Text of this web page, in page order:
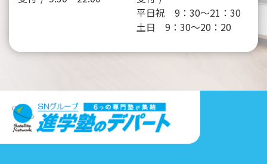
平日祝 9：30～21：30
土日 9：30～20：20